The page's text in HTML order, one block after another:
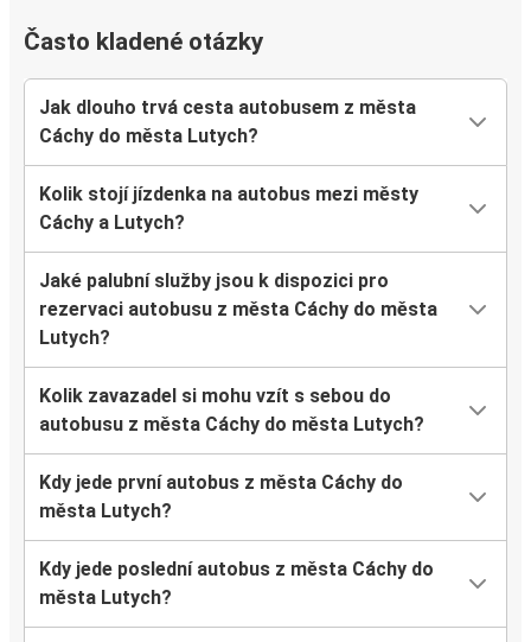
Často kladené otázky
Jak dlouho trvá cesta autobusem z města
Cáchy do města Lutych?
Kolik stojí jízdenka na autobus mezi městy
Cáchy a Lutych?
Jaké palubní služby jsou k dispozici pro
rezervaci autobusu z města Cáchy do města
Lutych?
Kolik zavazadel si mohu vzít s sebou do
autobusu z města Cáchy do města Lutych?
Kdy jede první autobus z města Cáchy do
města Lutych?
Kdy jede poslední autobus z města Cáchy do
města Lutych?